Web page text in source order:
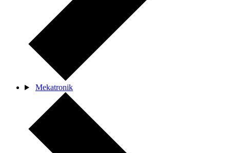
Mekatronik